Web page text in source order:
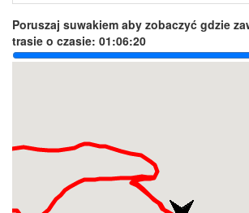
Poruszaj suwakiem aby zobaczyć gdzie
trasie o czasie: 01:06:20